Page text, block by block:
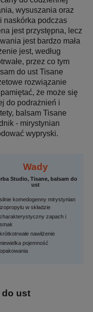
wysuszania oraz
naskórka podczas
jest przystępna, lecz
jest bardzo mała
jest, według
przez co tym
do ust Tisane
rozwiązanie
że może się
do podrażnień i
balsam Tisane
- mirystynian
wypryski.
Wady
Studio, Tisane, balsam do
ust
silnie komedogenny mirystynian
izopropylu w składzie
charakterystyczny zapach i
smak
krótkotrwałe nawilżenie
niewielka pojemność
opakowania
do ust